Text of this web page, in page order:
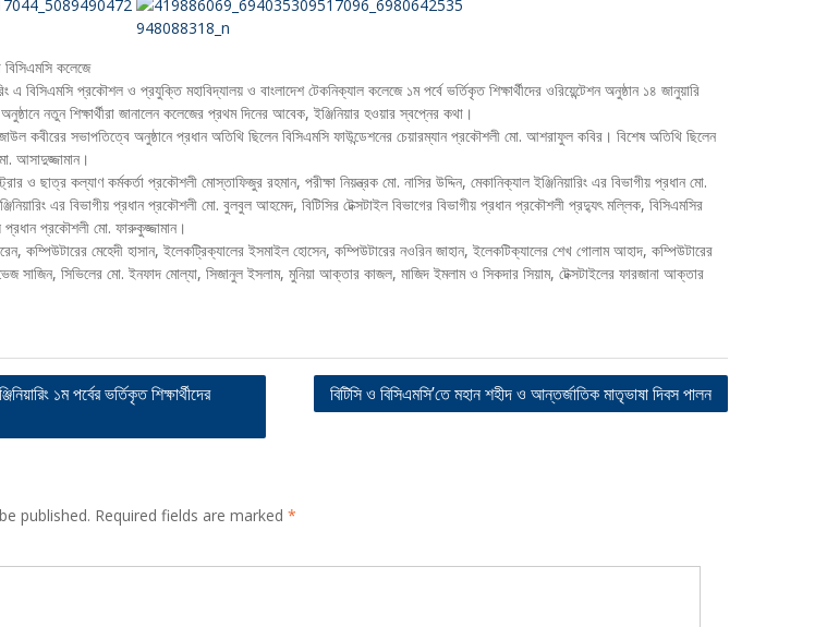
বিসিএমসি কলেজে
এ বিসিএমসি প্রকৌশল ও প্রযুক্তি মহাবিদ্যালয় ও বাংলাদেশ টেকনিক্যাল কলেজে ১ম পর্বে ভর্তিকৃত শিক্ষার্থীদের ওরিয়েন্টেশন অনুষ্ঠান ১৪ জানুয়ারি
নতুন শিক্ষার্থীরা জানালেন কলেজের প্রথম দিনের আবেক, ইঞ্জিনিয়ার হওয়ার স্বপ্নের কথা।
কবীরের সভাপতিত্বে অনুষ্ঠানে প্রধান অতিথি ছিলেন বিসিএমসি ফাউন্ডেশনের চেয়ারম্যান প্রকৌশলী মো. আশরাফুল কবির। বিশেষ অতিথি ছিলেন
আসাদুজ্জামান।
ও ছাত্র কল্যাণ কর্মকর্তা প্রকৌশলী মোস্তাফিজুর রহমান, পরীক্ষা নিয়ন্ত্রক মো. নাসির উদ্দিন, মেকানিক্যাল ইঞ্জিনিয়ারিং এর বিভাগীয় প্রধান মো.
এর বিভাগীয় প্রধান প্রকৌশলী মো. বুলবুল আহমেদ, বিটিসির টেক্সটাইল বিভাগের বিভাগীয় প্রধান প্রকৌশলী প্রদ্যুৎ মল্লিক, বিসিএমসির
প্রধান প্রকৌশলী মো. ফারুকুজ্জামান।
কম্পিউটারের মেহেদী হাসান, ইলেকট্রিক্যালের ইসমাইল হোসেন, কম্পিউটারের নওরিন জাহান, ইলেকটিক্যালের শেখ গোলাম আহাদ, কম্পিউটারের
সাজিন, সিভিলের মো. ইনফাদ মোল্যা, সিজানুল ইসলাম, মুনিয়া আক্তার কাজল, মাজিদ ইমলাম ও সিকদার সিয়াম, টেক্সটাইলের ফারজানা আক্তার
১ম পর্বের ভর্তিকৃত শিক্ষার্থীদের
বিটিসি ও বিসিএমসি’তে মহান শহীদ ও আন্তর্জাতিক মাতৃভাষা দিবস পালন
published. Required fields are marked *